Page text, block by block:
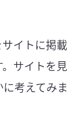
イトに掲載
サイトを見
考えてみま